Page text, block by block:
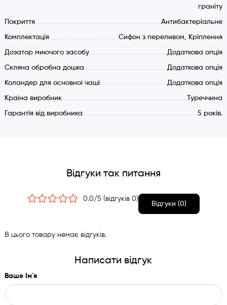
граніту
Покриття Антибактеріальне
Комплектація Сифон з переливом, Кріплення
Дозатор миючого засобу Додаткова опція
Скляна обробна дошка Додаткова опція
Коландер для основної чаші Додаткова опція
Країна виробник Туреччина
Гарантія від виробника 5 років.
Відгуки так питання
0.0/5 (відгуків 0)
Відгуки (0)
В цього товару немає відгуків.
Написати відгук
Ваше Ім`я